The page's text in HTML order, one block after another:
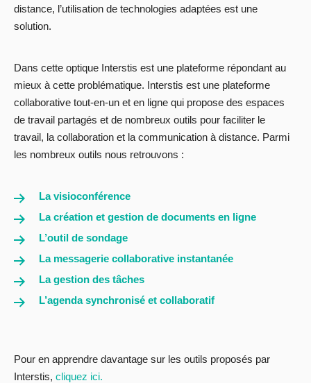
distance, l’utilisation de technologies adaptées est une
solution.
Dans cette optique Interstis est une plateforme répondant au
mieux à cette problématique. Interstis est une plateforme
collaborative tout-en-un et en ligne qui propose des espaces
de travail partagés et de nombreux outils pour faciliter le
travail, la collaboration et la communication à distance. Parmi
les nombreux outils nous retrouvons :
La visioconférence
La création et gestion de documents en ligne
L’outil de sondage
La messagerie collaborative instantanée
La gestion des tâches
L’agenda synchronisé et collaboratif
Pour en apprendre davantage sur les outils proposés par
Interstis, cliquez ici.